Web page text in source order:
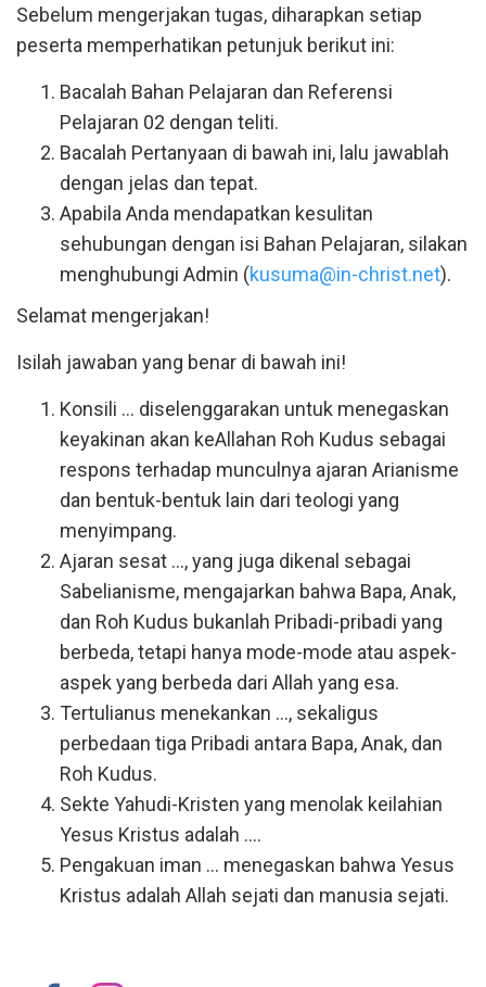
Sebelum mengerjakan tugas, diharapkan setiap
peserta memperhatikan petunjuk berikut ini:
Bacalah Bahan Pelajaran dan Referensi
Pelajaran 02 dengan teliti.
Bacalah Pertanyaan di bawah ini, lalu jawablah
dengan jelas dan tepat.
Apabila Anda mendapatkan kesulitan
sehubungan dengan isi Bahan Pelajaran, silakan
menghubungi Admin (kusuma@in-christ.net).
Selamat mengerjakan!
Isilah jawaban yang benar di bawah ini!
Konsili ... diselenggarakan untuk menegaskan
keyakinan akan keAllahan Roh Kudus sebagai
respons terhadap munculnya ajaran Arianisme
dan bentuk-bentuk lain dari teologi yang
menyimpang.
Ajaran sesat ..., yang juga dikenal sebagai
Sabelianisme, mengajarkan bahwa Bapa, Anak,
dan Roh Kudus bukanlah Pribadi-pribadi yang
berbeda, tetapi hanya mode-mode atau aspek-
aspek yang berbeda dari Allah yang esa.
Tertulianus menekankan ..., sekaligus
perbedaan tiga Pribadi antara Bapa, Anak, dan
Roh Kudus.
Sekte Yahudi-Kristen yang menolak keilahian
Yesus Kristus adalah ....
Pengakuan iman ... menegaskan bahwa Yesus
Kristus adalah Allah sejati dan manusia sejati.